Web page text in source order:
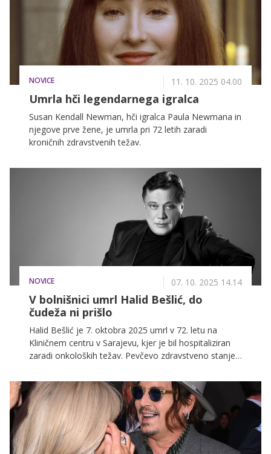
NOVICE 11. 10. 2025 04.00
Umrla hči legendarnega igralca
Susan Kendall Newman, hči igralca Paula Newmana in
njegove prve žene, je umrla pri 72 letih zaradi
kroničnih zdravstvenih težav.
NOVICE 07. 10. 2025 14.14
V bolnišnici umrl Halid Bešlić, do
čudeža ni prišlo
Halid Bešlić je 7. oktobra 2025 umrl v 72. letu na
Kliničnem centru v Sarajevu, kjer je bil hospitaliziran
zaradi onkoloških težav. Pevčevo zdravstveno stanje